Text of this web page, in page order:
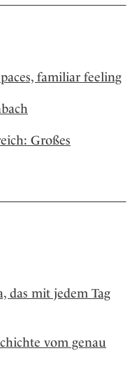
familiar feeling
Großes
das mit jedem Tag
vom genau